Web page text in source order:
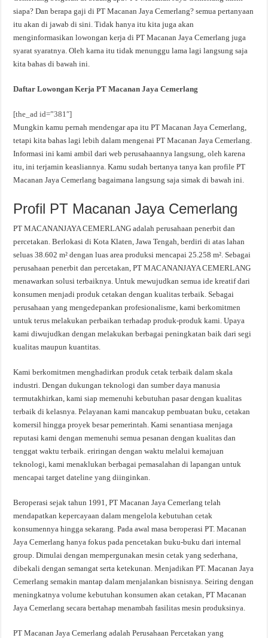
siapa? Dan berapa gaji di PT Macanan Jaya Cemerlang? semua pertanyaan
itu akan di jawab di sini. Tidak hanya itu kita juga akan
menginformasikan lowongan kerja di PT Macanan Jaya Cemerlang juga
syarat syaratnya. Oleh karna itu tidak menunggu lama lagi langsung saja
kita bahas di bawah ini.
Daftar Lowongan Kerja PT Macanan Jaya Cemerlang
[the_ad id=”381″]
Mungkin kamu pernah mendengar apa itu PT Macanan Jaya Cemerlang,
tetapi kita bahas lagi lebih dalam mengenai PT Macanan Jaya Cemerlang.
Informasi ini kami ambil dari web perusahaannya langsung, oleh karena
itu, ini terjamin keasliannya. Kamu sudah bertanya tanya kan profile PT
Macanan Jaya Cemerlang bagaimana langsung saja simak di bawah ini.
Profil PT Macanan Jaya Cemerlang
PT MACANANJAYA CEMERLANG adalah perusahaan penerbit dan
percetakan. Berlokasi di Kota Klaten, Jawa Tengah, berdiri di atas lahan
seluas 38.602 m² dengan luas area produksi mencapai 25.258 m². Sebagai
perusahaan penerbit dan percetakan, PT MACANANJAYA CEMERLANG
menawarkan solusi terbaiknya. Untuk mewujudkan semua ide kreatif dari
konsumen menjadi produk cetakan dengan kualitas terbaik. Sebagai
perusahaan yang mengedepankan profesionalisme, kami berkomitmen
untuk terus melakukan perbaikan terhadap produk-produk kami. Upaya
kami diwujudkan dengan melakukan berbagai peningkatan baik dari segi
kualitas maupun kuantitas.
Kami berkomitmen menghadirkan produk cetak terbaik dalam skala
industri. Dengan dukungan teknologi dan sumber daya manusia
termutakhirkan, kami siap memenuhi kebutuhan pasar dengan kualitas
terbaik di kelasnya. Pelayanan kami mancakup pembuatan buku, cetakan
komersil hingga proyek besar pemerintah. Kami senantiasa menjaga
reputasi kami dengan memenuhi semua pesanan dengan kualitas dan
tenggat waktu terbaik. eriringan dengan waktu melalui kemajuan
teknologi, kami menaklukan berbagai pemasalahan di lapangan untuk
mencapai target dateline yang diinginkan.
Beroperasi sejak tahun 1991, PT Macanan Jaya Cemerlang telah
mendapatkan kepercayaan dalam mengelola kebutuhan cetak
konsumennya hingga sekarang. Pada awal masa beroperasi PT. Macanan
Jaya Cemerlang hanya fokus pada pencetakan buku-buku dari internal
group. Dimulai dengan mempergunakan mesin cetak yang sederhana,
dibekali dengan semangat serta ketekunan. Menjadikan PT. Macanan Jaya
Cemerlang semakin mantap dalam menjalankan bisnisnya. Seiring dengan
meningkatnya volume kebutuhan konsumen akan cetakan, PT Macanan
Jaya Cemerlang secara bertahap menambah fasilitas mesin produksinya.
PT Macanan Jaya Cemerlang adalah Perusahaan Percetakan yang